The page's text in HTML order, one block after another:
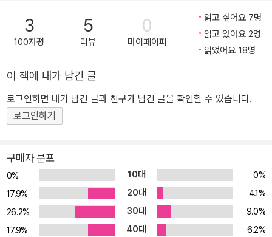
고 쉬운 방식으로 조절할 수 있게 해주는 치유 기법이다. 부정적인 감
정이나 기억은 우리 몸의 에너지 균형을 무너뜨려 다양한 고통과 질
병을 유발하게 된다. 부정적인 감정과 기억이 부정적 믿음(신념)으로
내면에 고착되면 증상은 더욱 심해진다. 이러한 불균형을 바로잡지
는 경락을 자극하는 것이 침술인데, 침을 사용하지 않고 손가락으로
톡톡 두드리면서 간단한 확언을 반복하는 것만으로도 효과를 내는 것
를 모두 자극하는 것이 아니라 대표적인 경혈 14군데만을 두드리기
때문에 그만큼 익히기 쉬우면서도 탁월한 효과를 발휘한다. EFT의 특
징은 다음과 같다. 1 누구나 쉽게 따라할 수 있다. 2 장소와 시간에 구
애받지 않고, 특별한 준비물이 필요 없다. 3 효과가 빠르고 강력하다.
4 적용범위가 한정되어 있지 않다. 5 부작용이 없고 안전하며, 다른
치료와 병행할 수 있다. 6 근본적인 치유를 가능하게 해준다. 무엇이
3
100자평
5
리뷰
0
마이페이퍼
읽고 싶어요 7명
읽고 있어요 2명
읽었어요 18명
이 책에 내가 남긴 글
로그인하면 내가 남긴 글과 친구가 남긴 글을 확인할 수 있습니다.
로그인하기
구매자 분포
0% 10대
0%
17.9%
20대
4.1%
26.2%
30대
9.0%
17.9%
40대
6.2%